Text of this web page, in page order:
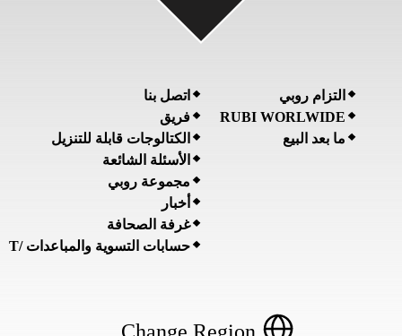
التزام روبي
RUBI WORLWIDE
ما بعد البيع
اتصل بنا
فريق
الكتالوجات قابلة للتنزيل
الأسئلة الشائعة
مجموعة روبي
أخبار
غرفة الصحافة
حسابات التسوية والمباعدات /T